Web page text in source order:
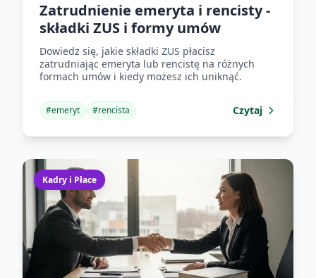
Zatrudnienie emeryta i rencisty -
składki ZUS i formy umów
Dowiedz się, jakie składki ZUS płacisz
zatrudniając emeryta lub rencistę na różnych
formach umów i kiedy możesz ich uniknąć.
#emeryt #rencista Czytaj
Kadry i Płace